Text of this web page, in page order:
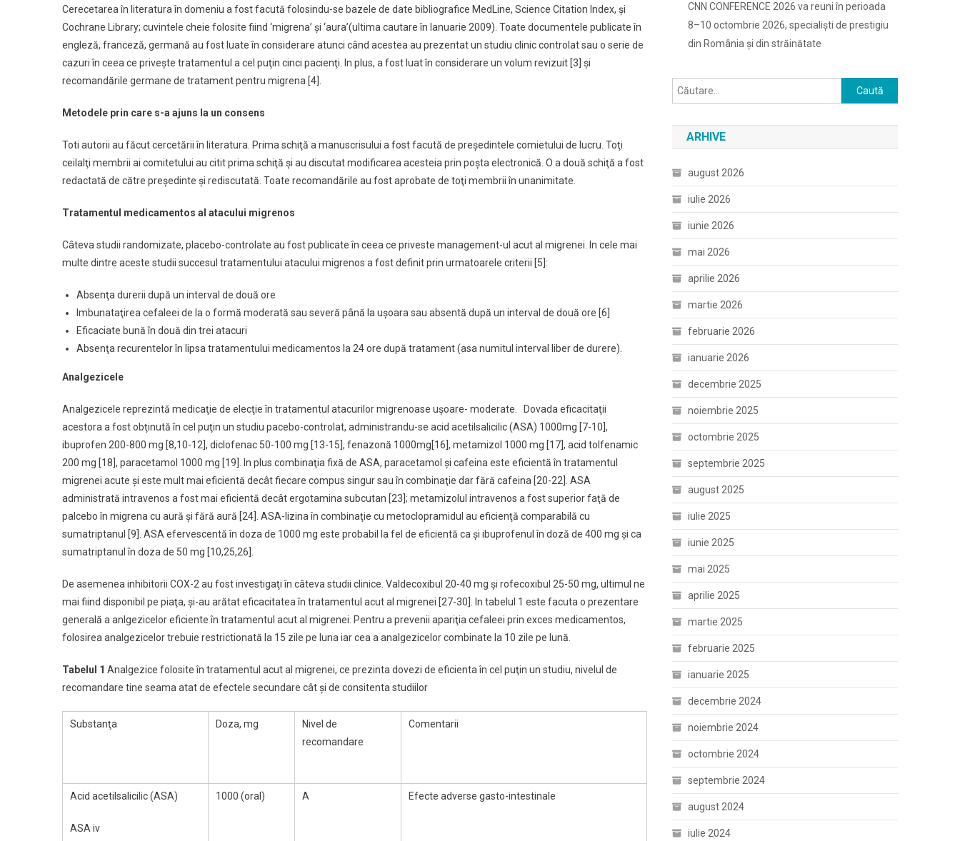
Cerecetarea în literatura în domeniu a fost facută folosindu-se bazele de date bibliografice MedLine, Science Citation Index, şi
Cochrane Library; cuvintele cheie folosite fiind ‘migrena’ şi ‘aura’(ultima cautare în Ianuarie 2009). Toate documentele publicate în
engleză, franceză, germană au fost luate în considerare atunci când acestea au prezentat un studiu clinic controlat sau o serie de
cazuri în ceea ce priveşte tratamentul a cel puţin cinci pacienţi. In plus, a fost luat în considerare un volum revizuit [3] şi
recomandările germane de tratament pentru migrena [4].
Metodele prin care s-a ajuns la un consens
Toti autorii au făcut cercetării în literatura. Prima schiţă a manuscrisului a fost facută de preşedintele comietului de lucru. Toţi
ceilalţi membrii ai comitetului au citit prima schiţă şi au discutat modificarea acesteia prin poşta electronică. O a două schiţă a fost
redactată de către preşedinte şi rediscutată. Toate recomandările au fost aprobate de toţi membrii în unanimitate.
Tratamentul medicamentos al atacului migrenos
Câteva studii randomizate, placebo-controlate au fost publicate în ceea ce priveste management-ul acut al migrenei. In cele mai
multe dintre aceste studii succesul tratamentului atacului migrenos a fost definit prin urmatoarele criterii [5]:
Absenţa durerii după un interval de două ore
Imbunataţirea cefaleei de la o formă moderată sau severă până la uşoara sau absentă după un interval de două ore [6]
Eficaciate bună în două din trei atacuri
Absenţa recurentelor în lipsa tratamentului medicamentos la 24 ore după tratament (asa numitul interval liber de durere).
Analgezicele
Analgezicele reprezintă medicaţie de elecţie în tratamentul atacurilor migrenoase uşoare- moderate. Dovada eficacitaţii
acestora a fost obţinută în cel puţin un studiu pacebo-controlat, administrandu-se acid acetilsalicilic (ASA) 1000mg [7-10],
ibuprofen 200-800 mg [8,10-12], diclofenac 50-100 mg [13-15], fenazonă 1000mg[16], metamizol 1000 mg [17], acid tolfenamic
200 mg [18], paracetamol 1000 mg [19]. In plus combinaţia fixă de ASA, paracetamol şi cafeina este eficientă în tratamentul
migrenei acute şi este mult mai eficientă decât fiecare compus singur sau în combinaţie dar fără cafeina [20-22]. ASA
administrată intravenos a fost mai eficientă decât ergotamina subcutan [23]; metamizolul intravenos a fost superior faţă de
palcebo în migrena cu aură şi fără aură [24]. ASA-lizina în combinaţie cu metoclopramidul au eficienţă comparabilă cu
sumatriptanul [9]. ASA efervescentă în doza de 1000 mg este probabil la fel de eficientă ca şi ibuprofenul în doză de 400 mg şi ca
sumatriptanul în doza de 50 mg [10,25,26].
De asemenea inhibitorii COX-2 au fost investigaţi în câteva studii clinice. Valdecoxibul 20-40 mg şi rofecoxibul 25-50 mg, ultimul ne
mai fiind disponibil pe piaţa, şi-au arătat eficacitatea în tratamentul acut al migrenei [27-30]. In tabelul 1 este facuta o prezentare
generală a anlgezicelor eficiente în tratamentul acut al migrenei. Pentru a prevenii apariţia cefaleei prin exces medicamentos,
folosirea analgezicelor trebuie restrictionată la 15 zile pe luna iar cea a analgezicelor combinate la 10 zile pe lună.
Tabelul 1 Analgezice folosite în tratamentul acut al migrenei, ce prezinta dovezi de eficienta în cel puţin un studiu, nivelul de
recomandare tine seama atat de efectele secundare cât şi de consitenta studiilor
Substanţa Doza, mg
Nivel de
recomandare
Comentarii
Acid acetilsalicilic (ASA)
ASA iv
1000 (oral) A Efecte adverse gasto-intestinale
CNN CONFERENCE 2026 va reuni în perioada
8–10 octombrie 2026, specialiști de prestigiu
din România și din străinătate
Caută
după:
ARHIVE
august 2026
iulie 2026
iunie 2026
mai 2026
aprilie 2026
martie 2026
februarie 2026
ianuarie 2026
decembrie 2025
noiembrie 2025
octombrie 2025
septembrie 2025
august 2025
iulie 2025
iunie 2025
mai 2025
aprilie 2025
martie 2025
februarie 2025
ianuarie 2025
decembrie 2024
noiembrie 2024
octombrie 2024
septembrie 2024
august 2024
iulie 2024